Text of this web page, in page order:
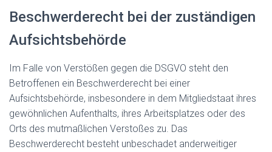
Beschwerde­recht bei der zuständigen
Aufsichts­behörde
Im Falle von Verstößen gegen die DSGVO steht den
Betroffenen ein Beschwerderecht bei einer
Aufsichtsbehörde, insbesondere in dem Mitgliedstaat ihres
gewöhnlichen Aufenthalts, ihres Arbeitsplatzes oder des
Orts des mutmaßlichen Verstoßes zu. Das
Beschwerderecht besteht unbeschadet anderweitiger